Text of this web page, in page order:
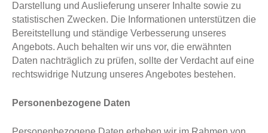
Darstellung und Auslieferung unserer Inhalte sowie zu
statistischen Zwecken. Die Informationen unterstützen die
Bereitstellung und ständige Verbesserung unseres
Angebots. Auch behalten wir uns vor, die erwähnten
Daten nachträglich zu prüfen, sollte der Verdacht auf eine
rechtswidrige Nutzung unseres Angebotes bestehen.
Personenbezogene Daten